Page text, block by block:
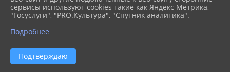
26.05.2021 22:34
КОНКУРС РИСУНКОВ "БИБЛИОТЕКА
сервисы используют cookies такие как Яндекс Метрика,
"Госуслуги", "PRO.Культура", "Спутник аналитика".
Подробнее
Подтверждаю